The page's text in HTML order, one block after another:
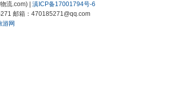
流.com) | 滇ICP备17001794号-6
邮箱：470185271@qq.com
游网